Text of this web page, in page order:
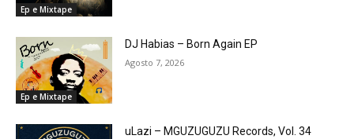
Ep e Mixtape
Ep e Mixtape
DJ Habias – Born Again EP
Agosto 7, 2026
uLazi – MGUZUGUZU Records, Vol. 34